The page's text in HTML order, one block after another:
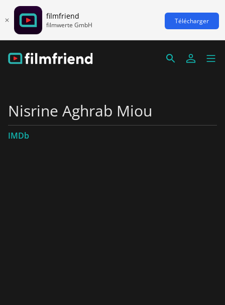
filmfriend
filmwerte GmbH Télécharger
Nisrine Aghrab Miou
IMDb